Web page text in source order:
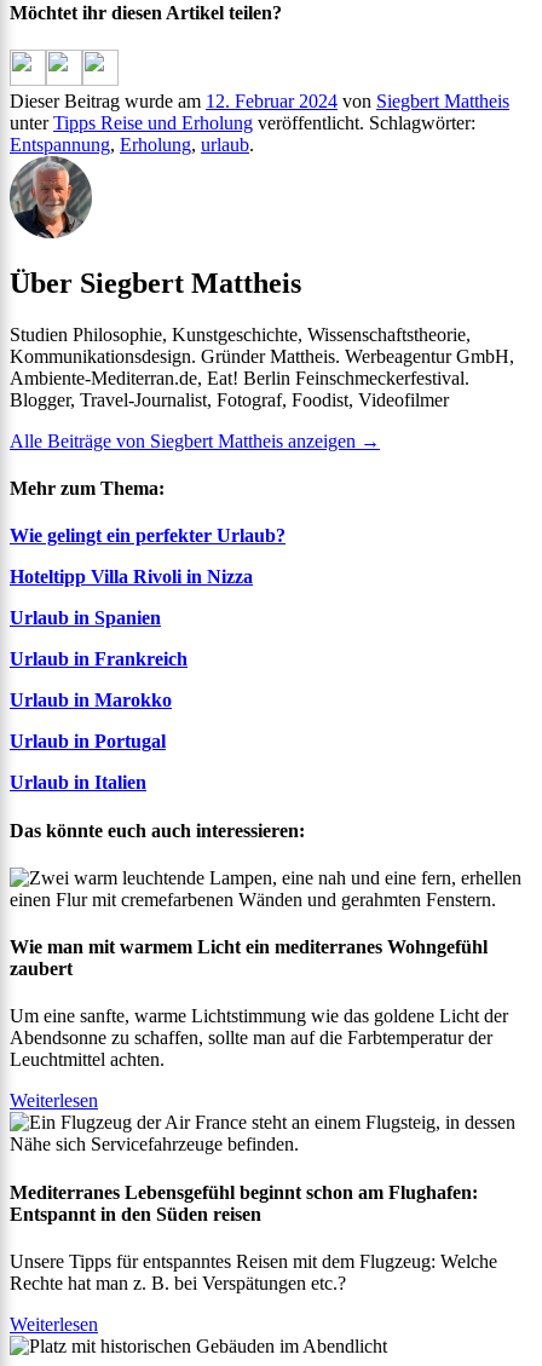
Möchtet ihr diesen Artikel teilen?
Dieser Beitrag wurde am 12. Februar 2024 von Siegbert Mattheis
unterTipps Reise und Erholung veröffentlicht. Schlagwörter:
Entspannung, Erholung, urlaub.
Über Siegbert Mattheis
Studien Philosophie, Kunstgeschichte, Wissenschaftstheorie,
Kommunikationsdesign. Gründer Mattheis. Werbeagentur GmbH,
Ambiente-Mediterran.de, Eat! Berlin Feinschmeckerfestival.
Blogger, Travel-Journalist, Fotograf, Foodist, Videofilmer
Alle Beiträge von Siegbert Mattheis anzeigen →
Mehr zum Thema:
Wie gelingt ein perfekter Urlaub?
Hoteltipp Villa Rivoli in Nizza
Urlaub in Spanien
Urlaub in Frankreich
Urlaub in Marokko
Urlaub in Portugal
Urlaub in Italien
Das könnte euch auch interessieren:
Wie man mit warmem Licht ein mediterranes Wohngefühl
zaubert
Um eine sanfte, warme Lichtstimmung wie das goldene Licht der
Abendsonne zu schaffen, sollte man auf die Farbtemperatur der
Leuchtmittel achten.
Weiterlesen
Mediterranes Lebensgefühl beginnt schon am Flughafen:
Entspannt in den Süden reisen
Unsere Tipps für entspanntes Reisen mit dem Flugzeug: Welche
Rechte hat man z. B. bei Verspätungen etc.?
Weiterlesen